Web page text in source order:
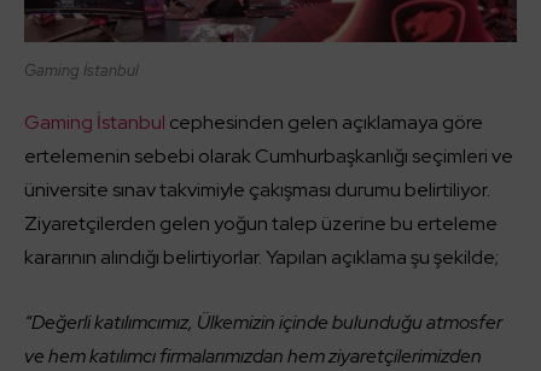
Gaming İstanbul
Gaming İstanbul cephesinden gelen açıklamaya göre
ertelemenin sebebi olarak Cumhurbaşkanlığı seçimleri ve
üniversite sınav takvimiyle çakışması durumu belirtiliyor.
Ziyaretçilerden gelen yoğun talep üzerine bu erteleme
kararının alındığı belirtiyorlar. Yapılan açıklama şu şekilde;
“Değerli katılımcımız, Ülkemizin içinde bulunduğu atmosfer
ve hem katılımcı firmalarımızdan hem ziyaretçilerimizden